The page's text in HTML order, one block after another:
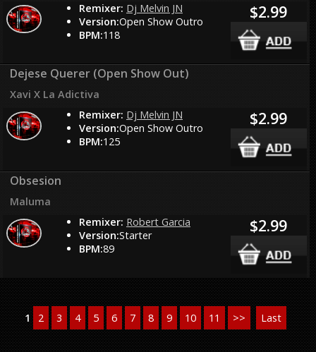
Remixer: Dj Melvin JN
Version:Open Show Outro
BPM:118
$2.99
Dejese Querer (Open Show Out)
Xavi X La Adictiva
Remixer: Dj Melvin JN
Version:Open Show Outro
BPM:125
$2.99
Obsesion
Maluma
Remixer: Robert Garcia
Version:Starter
BPM:89
$2.99
1 2 3 4 5 6 7 8 9 10 11 >> Last